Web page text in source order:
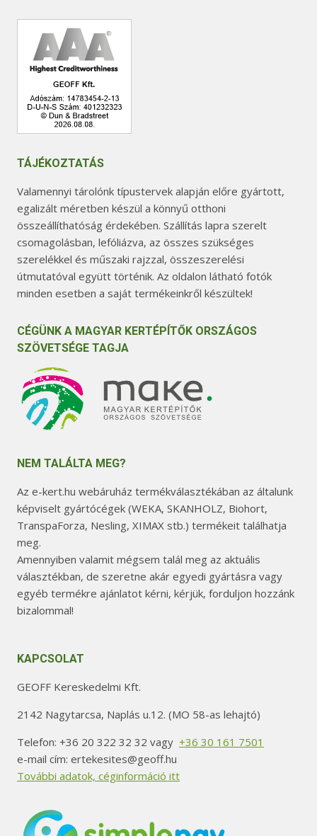
TÁJÉKOZTATÁS
Valamennyi tárolónk típustervek alapján előre gyártott,
egalizált méretben készül a könnyű otthoni
összeállíthatóság érdekében. Szállítás lapra szerelt
csomagolásban, lefóliázva, az összes szükséges
szerelékkel és műszaki rajzzal, összeszerelési
útmutatóval együtt történik. Az oldalon látható fotók
minden esetben a saját termékeinkről készültek!
CÉGÜNK A MAGYAR KERTÉPÍTŐK ORSZÁGOS
SZÖVETSÉGE TAGJA
NEM TALÁLTA MEG?
Az e-kert.hu webáruház termékválasztékában az általunk
képviselt gyártócégek (WEKA, SKANHOLZ, Biohort,
TranspaForza, Nesling, XIMAX stb.) termékeit találhatja
meg.
Amennyiben valamit mégsem talál meg az aktuális
választékban, de szeretne akár egyedi gyártásra vagy
egyéb termékre ajánlatot kérni, kérjük, forduljon hozzánk
bizalommal!
KAPCSOLAT
GEOFF Kereskedelmi Kft.
2142 Nagytarcsa, Naplás u.12. (MO 58-as lehajtó)
Telefon: +36 20 322 32 32 vagy +36 30 161 7501
e-mail cím: ertekesites@geoff.hu
További adatok, céginformáció itt